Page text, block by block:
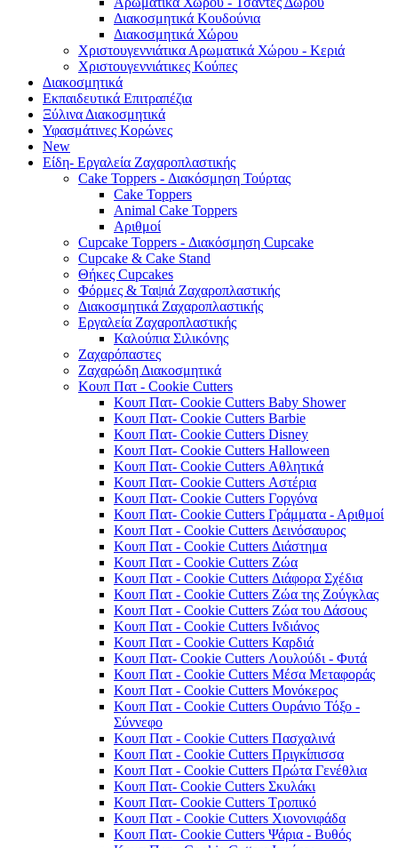
Διακοσμητικά Κουδούνια
Διακοσμητικά Χώρου
Χριστουγεννιάτικα Αρωματικά Χώρου - Κεριά
Χριστουγεννιάτικες Κούπες
Διακοσμητικά
Εκπαιδευτικά Επιτραπέζια
Ξύλινα Διακοσμητικά
Υφασμάτινες Κορώνες
New
Είδη- Εργαλεία Ζαχαροπλαστικής
Cake Toppers - Διακόσμηση Τούρτας
Cake Toppers
Animal Cake Toppers
Αριθμοί
Cupcake Toppers - Διακόσμηση Cupcake
Cupcake & Cake Stand
Θήκες Cupcakes
Φόρμες & Ταψιά Ζαχαροπλαστικής
Διακοσμητικά Ζαχαροπλαστικής
Εργαλεία Ζαχαροπλαστικής
Καλούπια Σιλικόνης
Ζαχαρόπαστες
Ζαχαρώδη Διακοσμητικά
Κουπ Πατ - Cookie Cutters
Κουπ Πατ- Cookie Cutters Baby Shower
Κουπ Πατ- Cookie Cutters Barbie
Κουπ Πατ- Cookie Cutters Disney
Κουπ Πατ- Cookie Cutters Halloween
Κουπ Πατ- Cookie Cutters Αθλητικά
Κουπ Πατ- Cookie Cutters Αστέρια
Κουπ Πατ- Cookie Cutters Γοργόνα
Κουπ Πατ- Cookie Cutters Γράμματα - Αριθμοί
Κουπ Πατ - Cookie Cutters Δεινόσαυρος
Κουπ Πατ - Cookie Cutters Διάστημα
Κουπ Πατ - Cookie Cutters Ζώα
Κουπ Πατ - Cookie Cutters Διάφορα Σχέδια
Κουπ Πατ - Cookie Cutters Ζώα της Ζούγκλας
Κουπ Πατ - Cookie Cutters Ζώα του Δάσους
Κουπ Πατ - Cookie Cutters Ινδιάνος
Κουπ Πατ - Cookie Cutters Καρδιά
Κουπ Πατ- Cookie Cutters Λουλούδι - Φυτά
Κουπ Πατ - Cookie Cutters Μέσα Μεταφοράς
Κουπ Πατ - Cookie Cutters Μονόκερος
Κουπ Πατ - Cookie Cutters Ουράνιο Τόξο -
Σύννεφο
Κουπ Πατ - Cookie Cutters Πασχαλινά
Κουπ Πατ - Cookie Cutters Πριγκίπισσα
Κουπ Πατ - Cookie Cutters Πρώτα Γενέθλια
Κουπ Πατ- Cookie Cutters Σκυλάκι
Κουπ Πατ- Cookie Cutters Τροπικό
Κουπ Πατ - Cookie Cutters Χιονονιφάδα
Κουπ Πατ- Cookie Cutters Ψάρια - Βυθός